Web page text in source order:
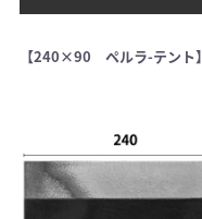
【240×90 ペルラ-テント】